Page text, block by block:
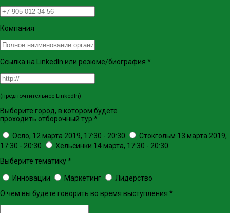
Компания
Ссылка на LinkedIn или резюме/биография *
(предпочтительнее LinkedIn)
Выберите город, в котором будете
проходить отборочный тур *
Осло, 12 марта 2019, 17:30 - 20:30
Стокгольм 13 марта 2019,
17:30 - 20:30
Хельсинки 14 марта, 17:30 - 20:30
Выберите тематику*
Инновации Маркетинг
Лидерство
О чем вы будете говорить во время выступления *